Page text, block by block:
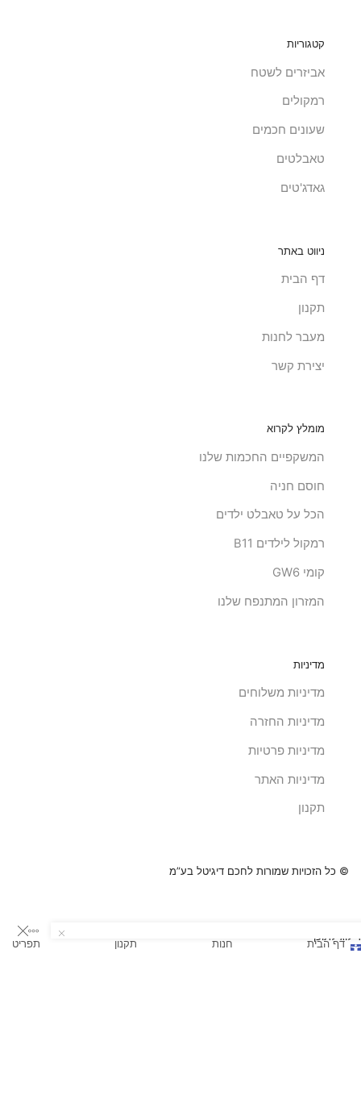
דף הבית חנות תקנון תפריט
קטגוריות
אביזרים לשטח
רמקולים
שעונים חכמים
טאבלטים
גאדג'טים
ניווט באתר
דף הבית
תקנון
מעבר לחנות
יצירת קשר
מומלץ לקרוא
המשקפיים החכמות שלנו
חוסם חניה
הכל על טאבלט ילדים
רמקול לילדים B11
קומי GW6
המזרון המתנפח שלנו
מדיניות
מדיניות משלוחים
מדיניות החזרה
מדיניות פרטיות
מדיניות האתר
תקנון
© כל הזכויות שמורות לחכם דיגיטל בע”מ
דילוג לתוכן
פתח